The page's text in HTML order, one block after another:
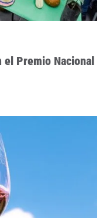
Premio Nacional